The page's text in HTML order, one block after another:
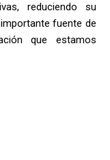
reduciendo su
fuente de
que estamos